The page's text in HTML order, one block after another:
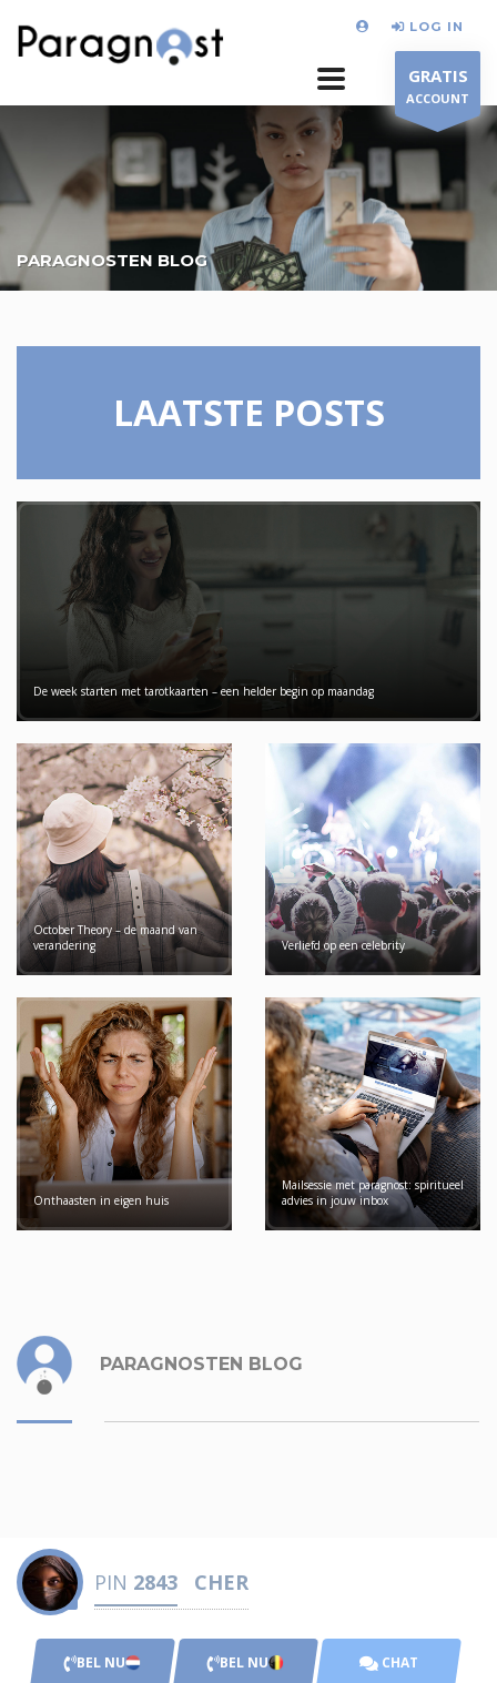
LOG IN
GRATIS
ACCOUNT
PARAGNOSTEN BLOG
LAATSTE POSTS
De week starten met tarotkaarten – een helder begin op maandag
October Theory – de maand van
verandering
Verliefd op een celebrity
Onthaasten in eigen huis
Mailsessie met paragnost: spiritueel
advies in jouw inbox
PARAGNOSTEN BLOG
PIN 2843 CHER
BEL NU BEL NU CHAT